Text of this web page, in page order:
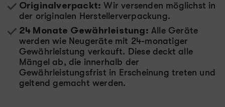
Originalverpackt: Wir versenden möglichst in
der originalen Herstellerverpackung.
24 Monate Gewährleistung: Alle Geräte
werden wie Neugeräte mit 24-monatiger
Gewährleistung verkauft. Diese deckt alle
Mängel ab, die innerhalb der
Gewährleistungsfrist in Erscheinung treten und
geltend gemacht werden.